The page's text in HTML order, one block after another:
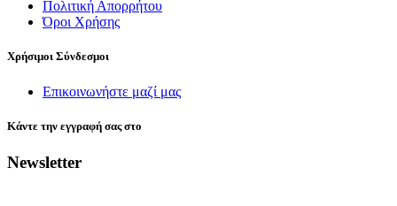
Πολιτική Απορρήτου
Όροι Χρήσης
Χρήσιμοι Σύνδεσμοι
Επικοινωνήστε μαζί μας
Κάντε την εγγραφή σας στο
Newsletter